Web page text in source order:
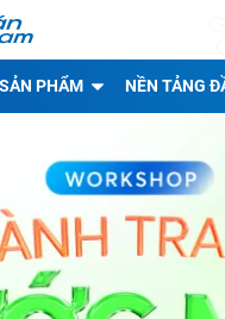
PHẨM NỀN TẢNG